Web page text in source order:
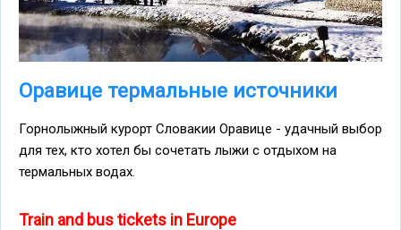
Оравице термальные источники
Горнолыжный курорт Словакии Оравице - удачный выбор
для тех, кто хотел бы сочетать лыжи с отдыхом на
термальных водах.
Train and bus tickets in Europe